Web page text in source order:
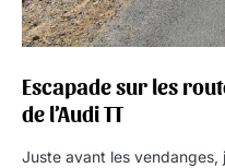
Escapade sur les
de l’Audi TT
Juste avant les vendanges,